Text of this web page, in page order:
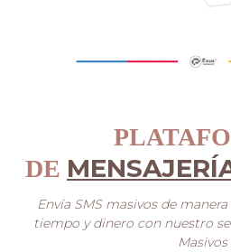
DE
Envía SMS masivos de
tiempo y dinero con nuestro
Masivos